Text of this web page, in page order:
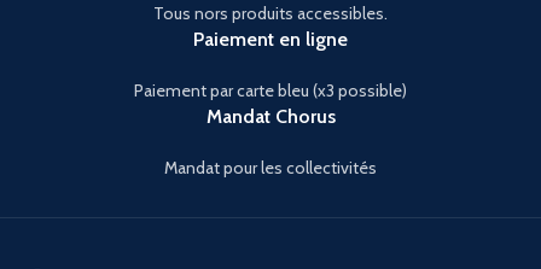
Tous nors produits accessibles.
Paiement en ligne
Paiement par carte bleu (x3 possible)
Mandat Chorus
Mandat pour les collectivités